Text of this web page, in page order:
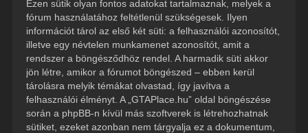
Ezen sütik olyan fontos adatokat tartalmaznak, melyek a
fórum használatához feltétlenül szükségesek. Ilyen
információt tárol az első két süti: a felhasználói azonosítót,
illetve egy névtelen munkamenet azonosítót, amit a
rendszer a böngésződhöz rendel. A harmadik süti akkor
jön létre, amikor a fórumot böngészed – ebben kerül
tárolásra melyik témákat olvastad, így javítva a
felhasználói élményt. A „GTAPlace.hu” oldal böngészése
során a phpBB-n kívül más szoftverek is létrehozhatnak
sütiket, ezeket azonban nem tárgyalja ez a dokumentum,